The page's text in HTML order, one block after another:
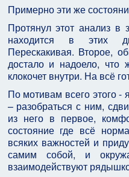
Примерно эти же
Протянул этот анализ
находится в этих
Перескакивая. Второе,
достало и надоело,
клокочет внутри. На всё
По мотивам всего этого
– разобраться с ним,
из него в первое,
состояние где всё
всяких важностей и
самим собой, и
взаимодействуют